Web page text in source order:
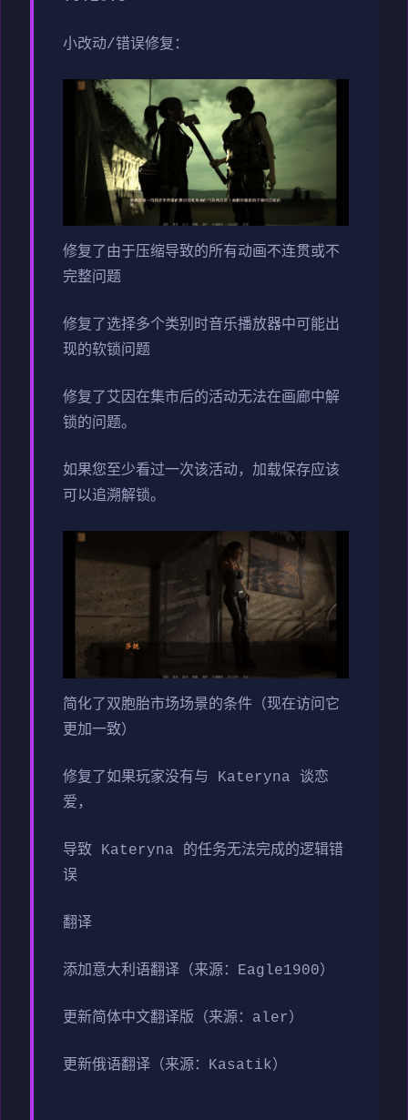
小改动/错误修复：
修复了由于压缩导致的所有动画不连贯或不
完整问题
修复了选择多个类别时音乐播放器中可能出
现的软锁问题
修复了艾因在集市后的活动无法在画廊中解
锁的问题。
如果您至少看过一次该活动，加载保存应该
可以追溯解锁。
简化了双胞胎市场场景的条件（现在访问它
更加一致）
修复了如果玩家没有与 Kateryna 谈恋
爱，
导致 Kateryna 的任务无法完成的逻辑错
误
翻译
添加意大利语翻译（来源：Eagle1900）
更新简体中文翻译版（来源：aler）
更新俄语翻译（来源：Kasatik）